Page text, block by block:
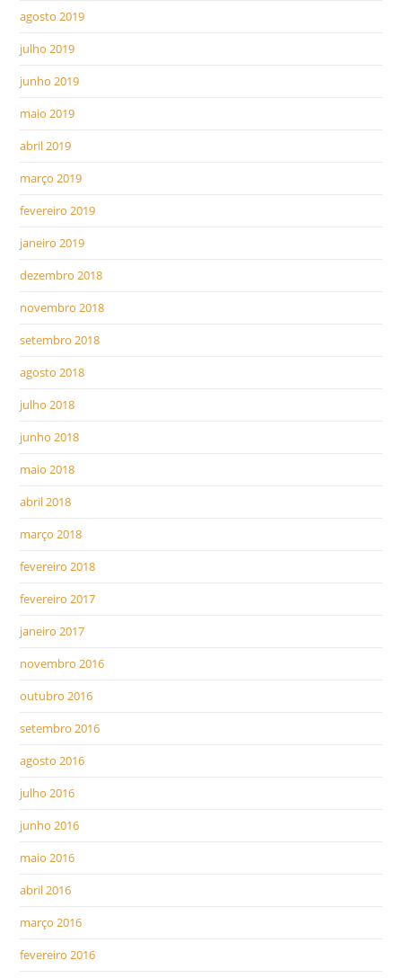
agosto 2019
julho 2019
junho 2019
maio 2019
abril 2019
março 2019
fevereiro 2019
janeiro 2019
dezembro 2018
novembro 2018
setembro 2018
agosto 2018
julho 2018
junho 2018
maio 2018
abril 2018
março 2018
fevereiro 2018
fevereiro 2017
janeiro 2017
novembro 2016
outubro 2016
setembro 2016
agosto 2016
julho 2016
junho 2016
maio 2016
abril 2016
março 2016
fevereiro 2016